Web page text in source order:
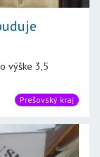
výške 3,5
Prešovský kraj